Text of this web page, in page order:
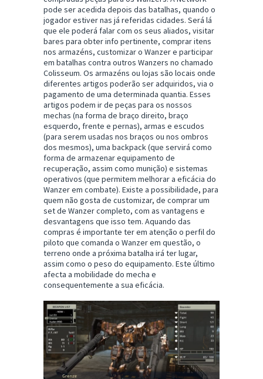
pode ser acedida depois das batalhas, quando o
jogador estiver nas já referidas cidades. Será lá
que ele poderá falar com os seus aliados, visitar
bares para obter info pertinente, comprar itens
nos armazéns, customizar o Wanzer e participar
em batalhas contra outros Wanzers no chamado
Colisseum. Os armazéns ou lojas são locais onde
diferentes artigos poderão ser adquiridos, via o
pagamento de uma determinada quantia. Esses
artigos podem ir de peças para os nossos
mechas (na forma de braço direito, braço
esquerdo, frente e pernas), armas e escudos
(para serem usadas nos braços ou nos ombros
dos mesmos), uma backpack (que servirá como
forma de armazenar equipamento de
recuperação, assim como munição) e sistemas
operativos (que permitem melhorar a eficácia do
Wanzer em combate). Existe a possibilidade, para
quem não gosta de customizar, de comprar um
set de Wanzer completo, com as vantagens e
desvantagens que isso tem. Aquando das
compras é importante ter em atenção o perfil do
piloto que comanda o Wanzer em questão, o
terreno onde a próxima batalha irá ter lugar,
assim como o peso do equipamento. Este último
afecta a mobilidade do mecha e
consequentemente a sua eficácia.